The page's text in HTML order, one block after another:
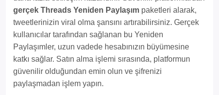
gerçek Threads Yeniden Paylaşım paketleri alarak,
tweetlerinizin viral olma şansını artırabilirsiniz. Gerçek
kullanıcılar tarafından sağlanan bu Yeniden
Paylaşımler, uzun vadede hesabınızın büyümesine
katkı sağlar. Satın alma işlemi sırasında, platformun
güvenilir olduğundan emin olun ve şifrenizi
paylaşmadan işlem yapın.